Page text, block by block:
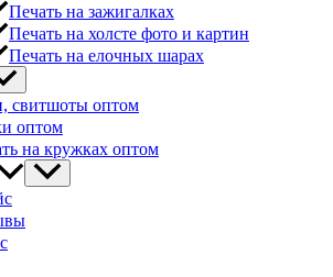
Печать на зажигалках
Печать на холсте фото и картин
Печать на елочных шарах
свитшоты оптом
оптом
на кружках оптом